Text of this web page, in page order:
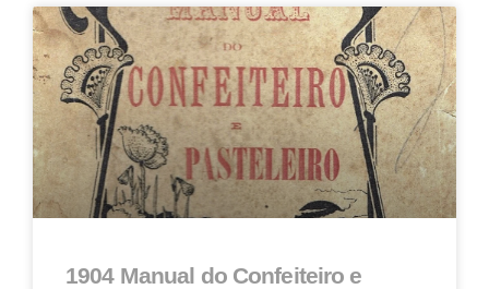
1904 Manual do Confeiteiro e